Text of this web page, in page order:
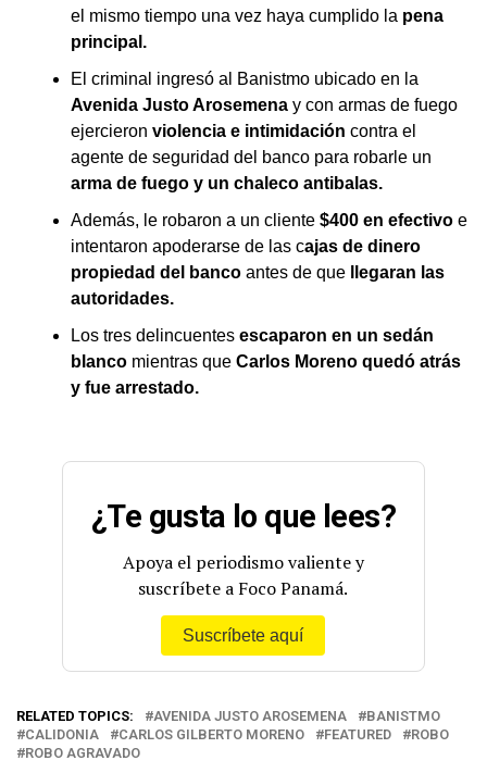
el mismo tiempo una vez haya cumplido la pena
principal.
El criminal ingresó al Banistmo ubicado en la
Avenida Justo Arosemena y con armas de fuego
ejercieron violencia e intimidación contra el
agente de seguridad del banco para robarle un
arma de fuego y un chaleco antibalas.
Además, le robaron a un cliente $400 en efectivo e
intentaron apoderarse de las cajas de dinero
propiedad del banco antes de que
llegaran las
autoridades.
Los tres delincuentes escaparon en un sedán
blanco mientras que Carlos Moreno quedó atrás
y fue arrestado.
¿Te gusta lo que lees?
Apoya el periodismo valiente y
suscríbete a Foco Panamá.
Suscríbete aquí
RELATED TOPICS: AVENIDA JUSTO AROSEMENA
BANISTMO
CALIDONIA
CARLOS GILBERTO MORENO FEATURED
ROBO
ROBO AGRAVADO